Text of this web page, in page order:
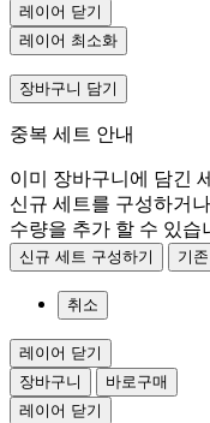
레이어 닫기
레이어 최소화
장바구니 담기
중복 세트 안내
이미 장바구니에 담긴
신규 세트를 구성하거
수량을 추가 할 수 있습
신규 세트 구성하기 기
취소
레이어 닫기
장바구니
바로구매
레이어 닫기